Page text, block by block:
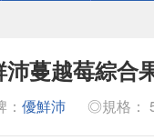
沛蔓越莓綜合
優鮮沛 ◎規格：